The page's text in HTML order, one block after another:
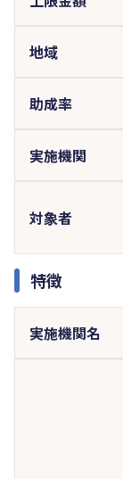
地域
助成率
実施機関
対象者
特徴
実施機関名